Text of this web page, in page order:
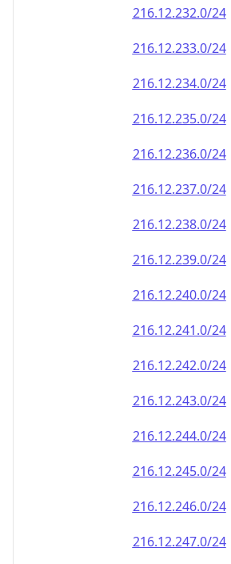
216.12.232.0/24
216.12.233.0/24
216.12.234.0/24
216.12.235.0/24
216.12.236.0/24
216.12.237.0/24
216.12.238.0/24
216.12.239.0/24
216.12.240.0/24
216.12.241.0/24
216.12.242.0/24
216.12.243.0/24
216.12.244.0/24
216.12.245.0/24
216.12.246.0/24
216.12.247.0/24